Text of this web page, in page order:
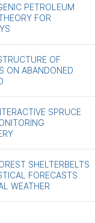
PETROLEUM
FOR
OF
ON ABANDONED
SPRUCE
SHELTERBELTS
FORECASTS
WEATHER